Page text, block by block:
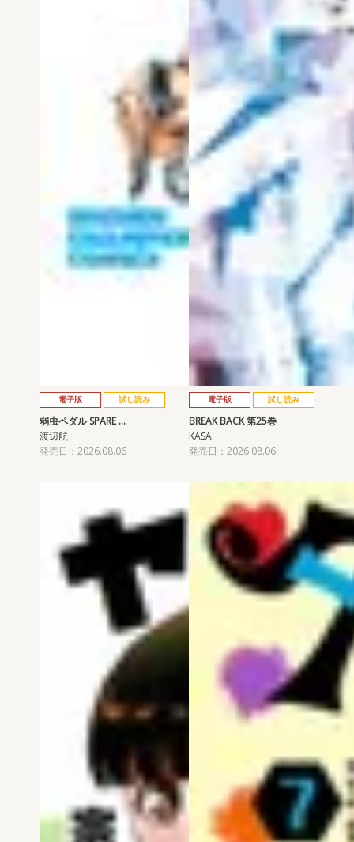
電子版 試し読み
弱虫ペダル SPARE …
渡辺航
発売日：2026.08.06
電子版 試し読み
BREAK BACK 第25巻
KASA
発売日：2026.08.06